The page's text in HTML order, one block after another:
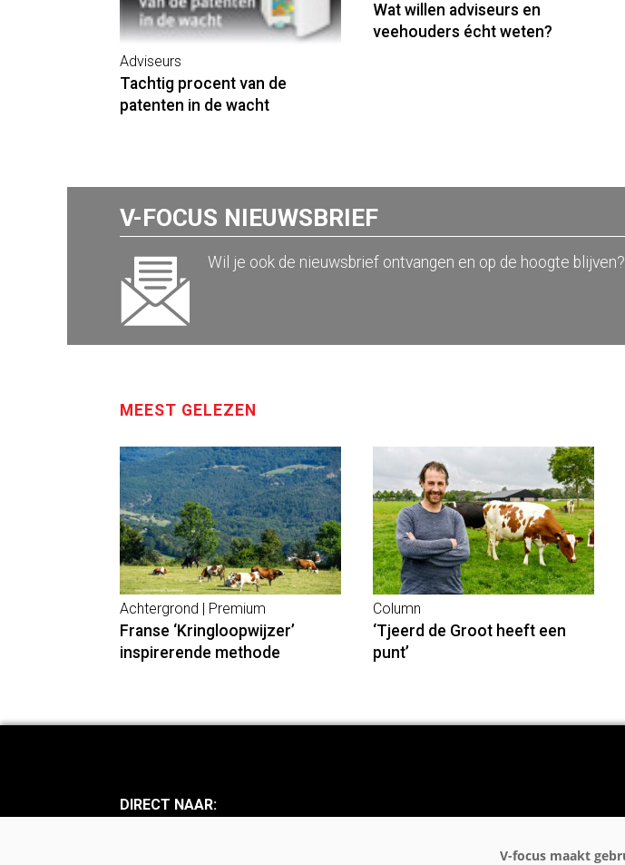
Adviseurs
Tachtig procent van de
patenten in de wacht
Wat willen adviseurs en
veehouders écht weten?
V-FOCUS NIEUWSBRIEF
Wil je ook de nieuwsbrief ontvangen en op de hoogte blijven?
MEEST GELEZEN
Achtergrond | Premium
Franse ‘Kringloopwijzer’
inspirerende methode
Column
‘Tjeerd de Groot heeft een
punt’
DIRECT NAAR: